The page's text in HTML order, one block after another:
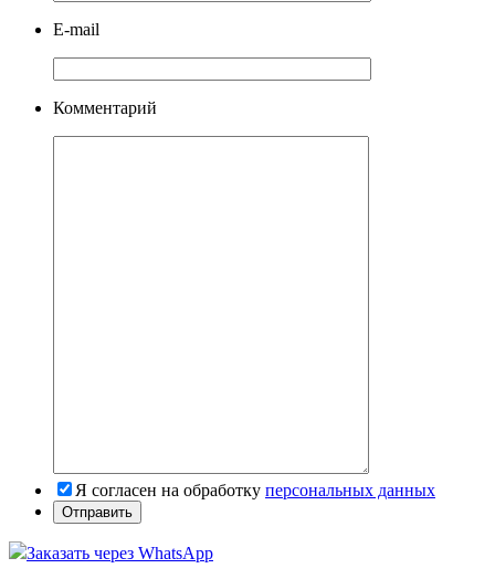
E-mail
Комментарий
Я согласен на обработку персональных данных
Заказать через WhatsApp